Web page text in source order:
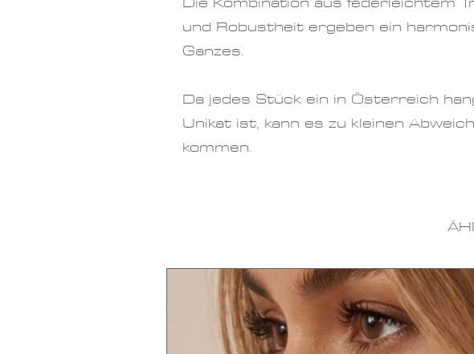
und Robustheit ergeben ein
Ganzes.
Da jedes Stück ein in Österreich
Unikat ist, kann es zu kleinen
kommen.